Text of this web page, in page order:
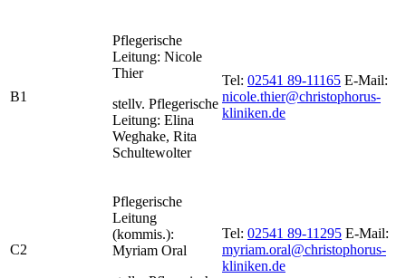
B1
Pflegerische
Leitung: Nicole
Thier
stellv. Pflegerische
Leitung: Elina
Weghake, Rita
Schultewolter
Tel: 02541 89-11165 E-Mail:
nicole.thier@christophorus-
kliniken.de
C2
Pflegerische
Leitung
(kommis.):
Myriam Oral
Tel: 02541 89-11295 E-Mail:
myriam.oral@christophorus-
kliniken.de